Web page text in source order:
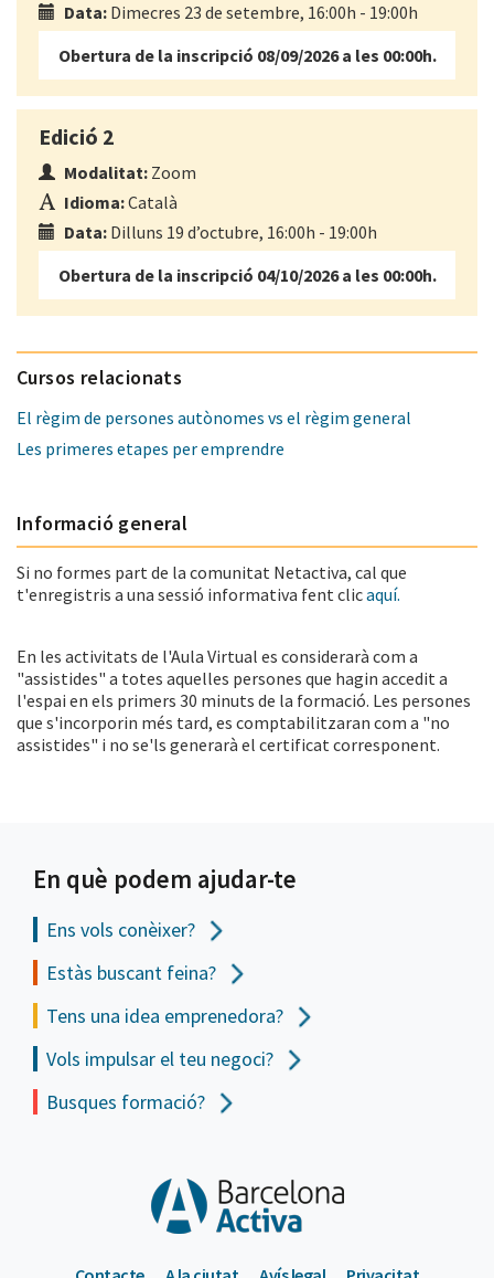
Data: Dimecres 23 de setembre, 16:00h - 19:00h
Obertura de la inscripció 08/09/2026 a les 00:00h.
Edició 2
Modalitat: Zoom
Idioma:Català
Data: Dilluns 19 d’octubre, 16:00h - 19:00h
Obertura de la inscripció 04/10/2026 a les 00:00h.
Cursos relacionats
El règim de persones autònomes vs el règim general
Les primeres etapes per emprendre
Informació general
Si no formes part de la comunitat Netactiva, cal que
t'enregistris a una sessió informativa fent clicaquí.
En les activitats de l'Aula Virtual es considerarà com a
"assistides" a totes aquelles persones que hagin accedit a
l'espai en els primers 30 minuts de la formació. Les persones
que s'incorporin més tard, es comptabilitzaran com a "no
assistides" i no se'ls generarà el certificat corresponent.
En què podem ajudar-te
Ens vols conèixer?
Estàs buscant feina?
Tens una idea emprenedora?
Vols impulsar el teu negoci?
Busques formació?